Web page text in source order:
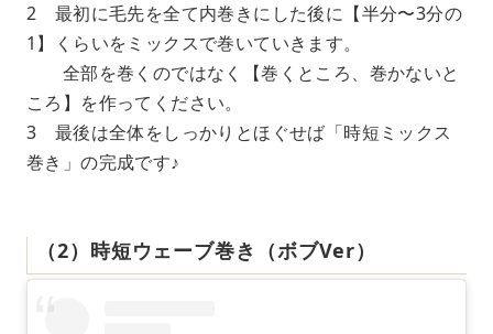
2 最初に毛先を全て内巻きにした後に【半分〜3分の
1】くらいをミックスで巻いていきます。
全部を巻くのではなく【巻くところ、巻かないと
ころ】を作ってください。
3 最後は全体をしっかりとほぐせば「時短ミックス
巻き」の完成です♪
（2）時短ウェーブ巻き（ボブVer）